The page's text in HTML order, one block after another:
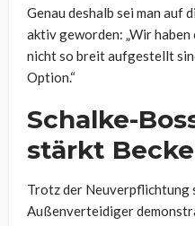
Genau deshalb sei man auf
aktiv geworden: „Wir
nicht so breit aufgestellt
Option.“
Schalke-
stärkt
Trotz der Neuverpflichtung
Außenverteidiger